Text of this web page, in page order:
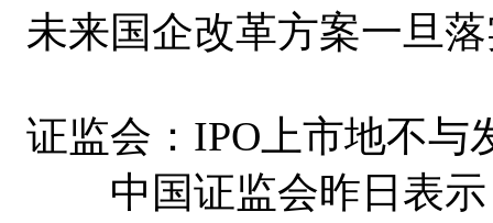
未来国企改革方案一旦
证监会：IPO上市地不与
中国证监会昨日表示